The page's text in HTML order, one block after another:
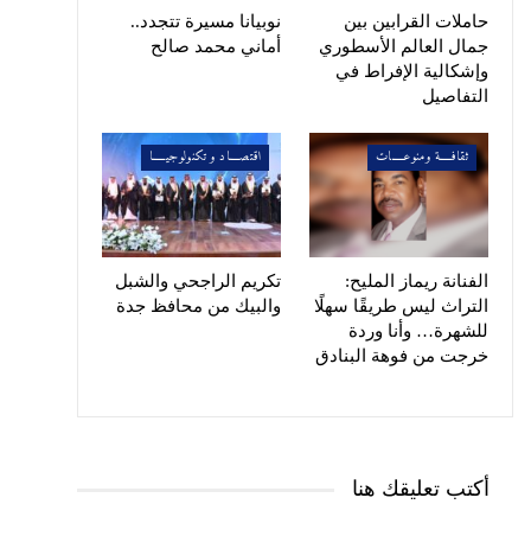
حاملات القرابين بين
جمال العالم الأسطوري
وإشكالية الإفراط في
التفاصيل
نوبيانا مسيرة تتجدد..
أماني محمد صالح
ثقافـــــة ومنوعـــــات
الفنانة ريماز المليح:
التراث ليس طريقًا سهلًا
للشهرة… وأنا وردة
خرجت من فوهة البنادق
اقتصــــاد و تكنولوجيـــــا
تكريم الراجحي والشبل
والبيك من محافظ جدة
أكتب تعليقك هنا